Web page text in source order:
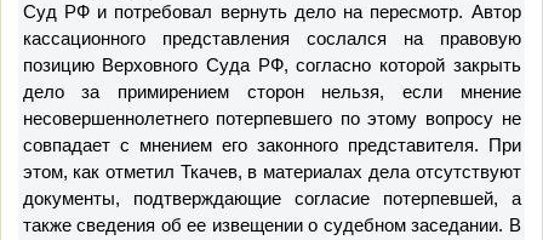
Суд РФ и потребовал вернуть дело на пересмотр. Автор
кассационного представления сослался на правовую
позицию Верховного Суда РФ, согласно которой закрыть
дело за примирением сторон нельзя, если мнение
несовершеннолетнего потерпевшего по этому вопросу не
совпадает с мнением его законного представителя. При
этом, как отметил Ткачев, в материалах дела отсутствуют
документы, подтверждающие согласие потерпевшей, а
также сведения об ее извещении о судебном заседании. В